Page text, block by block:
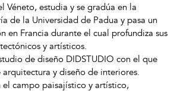
Véneto, estudia y se gradúa en la
de la Universidad de Padua y pasa un
en Francia durante el cual profundiza sus
y artísticos.
de diseño DIDSTUDIO con el que
y diseño de interiores.
el campo paisajístico y artístico,